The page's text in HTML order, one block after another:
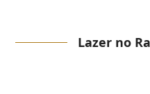
Lazer no